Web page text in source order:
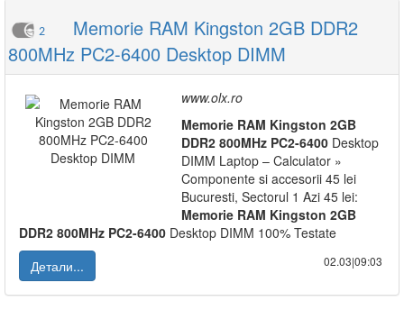
2
Memorie RAM Kingston 2GB DDR2
800MHz PC2-6400 Desktop DIMM
www.olx.ro
Memorie RAM Kingston 2GB
DDR2 800MHz PC2-6400 Desktop
DIMM Laptop – Calculator »
Componente si accesorii 45 lei
Bucuresti, Sectorul 1 Azi 45 lei:
Memorie RAM Kingston 2GB
DDR2 800MHz PC2-6400 Desktop DIMM 100% Testate
Детали...
02.03|09:03